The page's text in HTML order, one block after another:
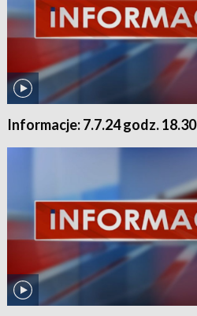
Informacje: 7.7.24 godz. 18.30